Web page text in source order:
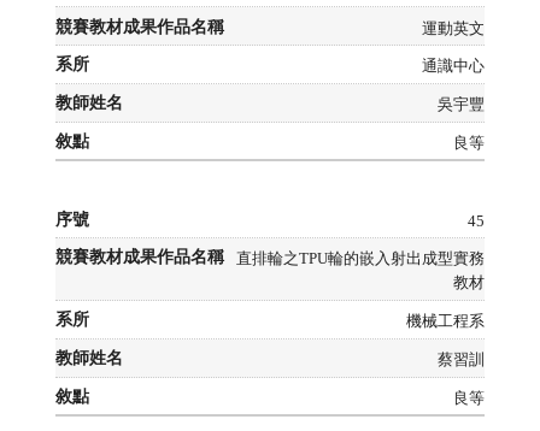
運動英文
通識中心
吳宇豐
良等
45
直排輪之TPU輪的嵌入射出成型實務
教材
機械工程系
蔡習訓
良等